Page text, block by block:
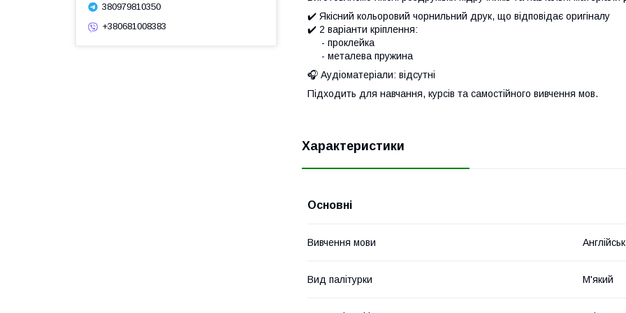
✔️ Якісний кольоровий чорнильний друк, що відповідає оригіналу
✔️ 2 варіанти кріплення:
- проклейка
- металева пружина
🎧 Аудіоматеріали: відсутні
Підходить для навчання, курсів та самостійного вивчення мов.
Характеристики
Основні
Вивчення мови
Вид палітурки М'який
380979810350
+380681008383